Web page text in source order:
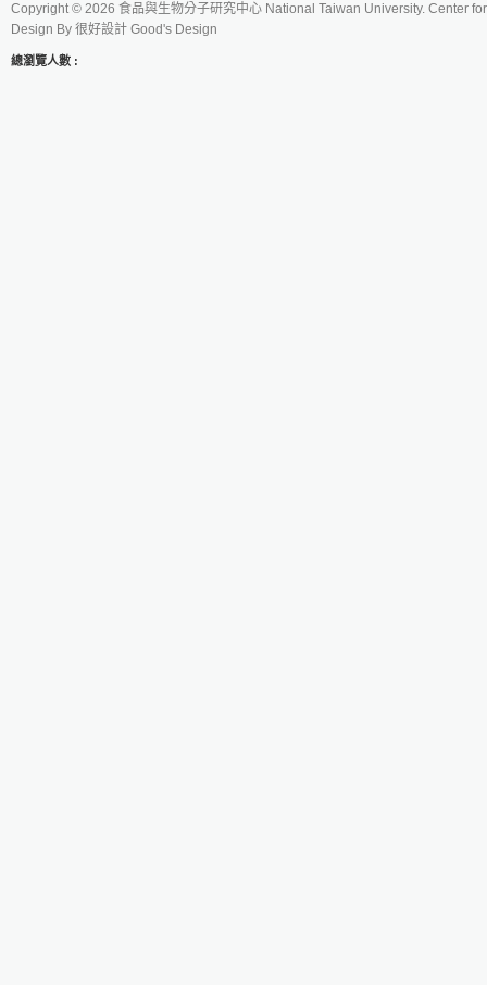
Copyright © 2026 食品與生物分子研究中心 National Taiwan University. Center
Design By 很好設計 Good's Design
總瀏覽人數 :